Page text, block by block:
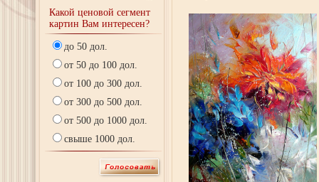
Какой ценовой сегмент
картин Вам интересен?
до 50 дол.
от 50 до 100 дол.
от 100 до 300 дол.
от 300 до 500 дол.
от 500 до 1000 дол.
свыше 1000 дол.